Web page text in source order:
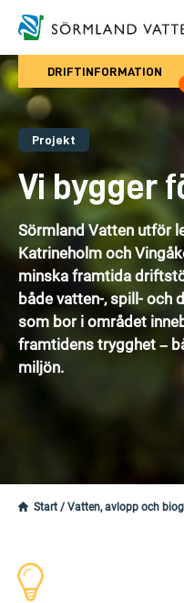
DRIFTINFORMATION
Projekt
Vi bygger
Sörmland Vatten utför
Katrineholm och
minska framtida
både vatten-, spill- och
som bor i området
framtidens trygghet –
miljön.
Start / Vatten, avlopp och